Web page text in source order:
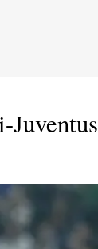
Juventus